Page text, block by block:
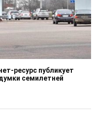
ресурс публикует
семилетней